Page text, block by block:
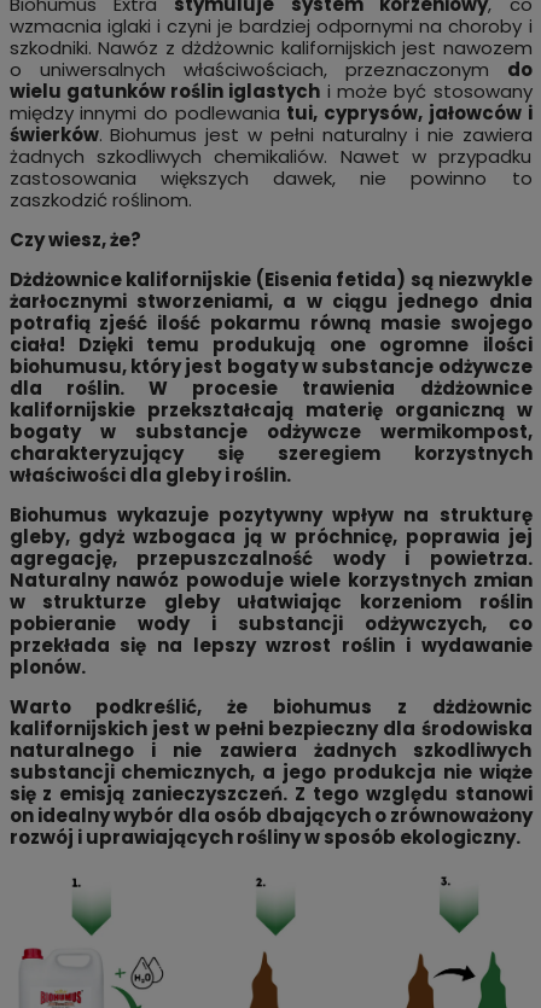
wzmacnia iglaki i czyni je bardziej odpornymi na choroby i
szkodniki. Nawóz z dżdżownic kalifornijskich jest nawozem
o uniwersalnych właściwościach, przeznaczonym do
wielu gatunków roślin iglastych i może być stosowany
między innymi do podlewania tui, cyprysów, jałowców i
świerków. Biohumus jest w pełni naturalny i nie zawiera
żadnych szkodliwych chemikaliów. Nawet w przypadku
zastosowania większych dawek, nie powinno to
zaszkodzić roślinom.
Czy wiesz, że?
Dżdżownice kalifornijskie (Eisenia fetida) są niezwykle
żarłocznymi stworzeniami, a w ciągu jednego dnia
potrafią zjeść ilość pokarmu równą masie swojego
ciała! Dzięki temu produkują one ogromne ilości
biohumusu, który jest bogaty w substancje odżywcze
dla roślin. W procesie trawienia dżdżownice
kalifornijskie przekształcają materię organiczną w
bogaty w substancje odżywcze wermikompost,
charakteryzujący się szeregiem korzystnych
właściwości dla gleby i roślin.
Biohumus wykazuje pozytywny wpływ na strukturę
gleby, gdyż wzbogaca ją w próchnicę, poprawia jej
agregację, przepuszczalność wody i powietrza.
Naturalny nawóz powoduje wiele korzystnych zmian
w strukturze gleby ułatwiając korzeniom roślin
pobieranie wody i substancji odżywczych, co
przekłada się na lepszy wzrost roślin i wydawanie
plonów.
Warto podkreślić, że biohumus z dżdżownic
kalifornijskich jest w pełni bezpieczny dla środowiska
naturalnego i nie zawiera żadnych szkodliwych
substancji chemicznych, a jego produkcja nie wiąże
się z emisją zanieczyszczeń. Z tego względu stanowi
on idealny wybór dla osób dbających o zrównoważony
rozwój i uprawiających rośliny w sposób ekologiczny.